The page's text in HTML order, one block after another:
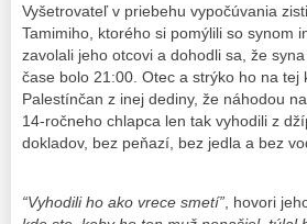
Vyšetrovateľ v priebehu vypočúvania
Tamimiho, ktorého si pomýlili so synom
zavolali jeho otcovi a dohodli sa, že
čase bolo 21:00. Otec a strýko ho na
Palestínčan z inej dediny, že náhodou
14-ročneho chlapca len tak vyhodili z
dokladov, bez peňazí, bez jedla a bez
“Vyhodili ho ako vrece smetí”, hovori